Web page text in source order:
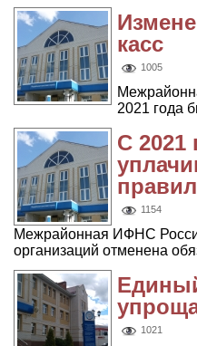
касс
1005
2021 года
С 2021
1154
Межрайонная ИФНС
организаций отменена
1021